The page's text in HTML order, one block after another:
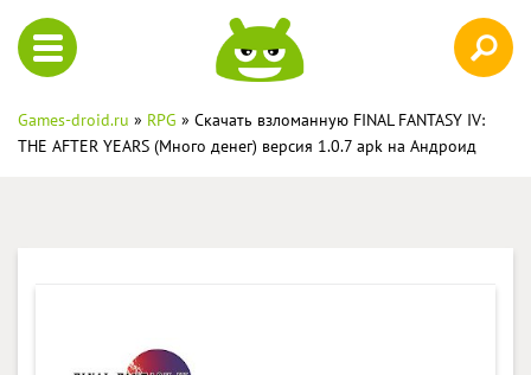
Games-droid.ru » RPG » Скачать взломанную FINAL FANTASY IV:
THE AFTER YEARS (Много денег) версия 1.0.7 apk на Андроид